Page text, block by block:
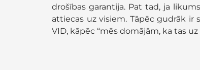
drošības garantija. Pat tad, ja
attiecas uz visiem. Tāpēc gudrāk ir
VID, kāpēc “mēs domājām, ka tas